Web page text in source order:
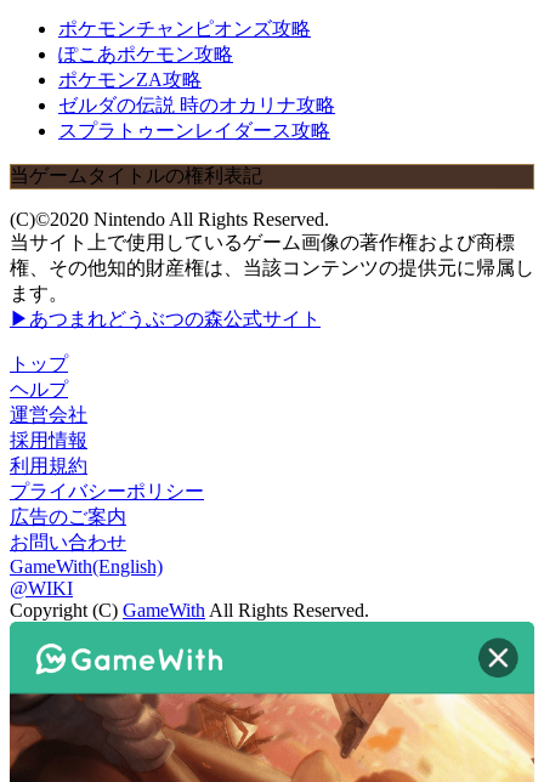
ポケモンチャンピオンズ攻略
ぽこあポケモン攻略
ポケモンZA攻略
ゼルダの伝説 時のオカリナ攻略
スプラトゥーンレイダース攻略
当ゲームタイトルの権利表記
(C)©2020 Nintendo All Rights Reserved.
当サイト上で使用しているゲーム画像の著作権および商標
権、その他知的財産権は、当該コンテンツの提供元に帰属し
ます。
▶あつまれどうぶつの森公式サイト
トップ
ヘルプ
運営会社
採用情報
利用規約
プライバシーポリシー
広告のご案内
お問い合わせ
GameWith(English)
@WIKI
Copyright (C) GameWith All Rights Reserved.